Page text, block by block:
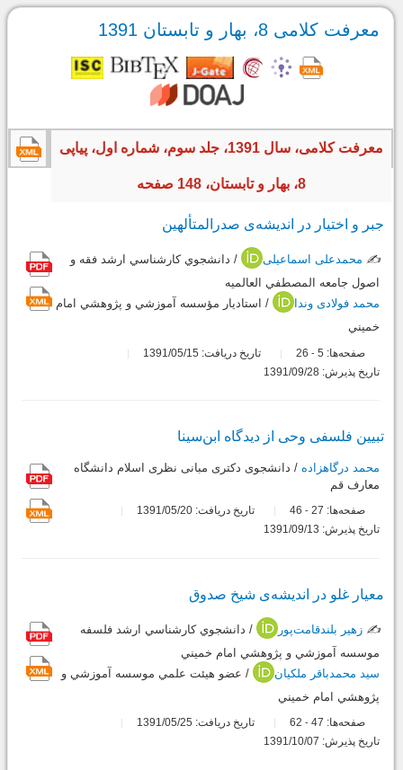
معرفت کلامی 8، بهار و تابستان 1391
معرفت کلامی، سال 1391، جلد سوم، شماره اول، پیاپی
8، بهار و تابستان، 148 صفحه
جبر و اختیار در اندیشه‌ی صدرالمتألهین
✍️ محمدعلی اسماعیلی
/ دانشجوي كارشناسي ارشد فقه و
اصول جامعه المصطفي العالميه
محمد فولادی وندا
/ استاديار مؤسسه آموزشي و پژوهشي امام
خميني
صفحه‌ها: 5
-
تاریخ دریافت: 1391/05/15
تاریخ پذیرش: 1391/09/28
تبیین فلسفی وحی از دیدگاه ابن‌سینا
محمد درگاهزاده / دانشجوی دکتری مبانی نظری اسلام دانشگاه
معارف قم
صفحه‌ها: 27
-
تاریخ دریافت: 1391/05/20
تاریخ پذیرش: 1391/09/13
معیار غلو در اندیشه‌ی شیخ صدوق
✍️ زهیر بلندقامت‌پور
/ دانشجوي كارشناسي ارشد فلسفه
موسسه آموزشي و پژوهشي امام خميني
سید محمدباقر ملکیان
/ عضو هيئت علمي موسسه آموزشي و
پژوهشي امام خميني
صفحه‌ها: 47
-
تاریخ دریافت: 1391/05/25
تاریخ پذیرش: 1391/10/07